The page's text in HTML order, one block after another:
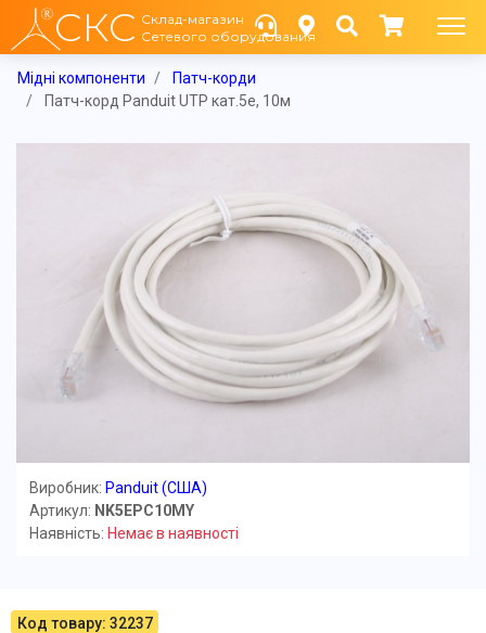
СКС Склад-магазин
Сетевого оборудования
Мідні компоненти
Патч-корди
Патч-корд Panduit UTP кат.5e, 10м
Виробник: Panduit (США)
Артикул: NK5EPC10MY
Наявність: Немає в наявності
Код товару: 32237